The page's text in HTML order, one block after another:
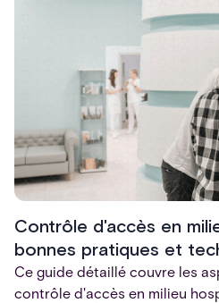
Contrôle d'accès en
bonnes pratiques et
Ce guide détaillé couvre les
contrôle d'accès en milieu